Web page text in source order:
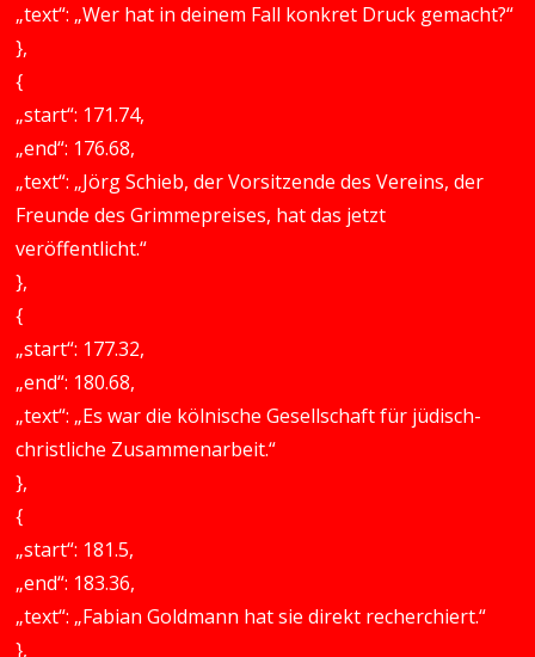
„text“: „Wer hat in deinem Fall konkret Druck gemacht?“
},
{
„start“: 171.74,
„end“: 176.68,
„text“: „Jörg Schieb, der Vorsitzende des Vereins, der
Freunde des Grimmepreises, hat das jetzt
veröffentlicht.“
},
{
„start“: 177.32,
„end“: 180.68,
„text“: „Es war die kölnische Gesellschaft für jüdisch-
christliche Zusammenarbeit.“
},
{
„start“: 181.5,
„end“: 183.36,
„text“: „Fabian Goldmann hat sie direkt recherchiert.“
},